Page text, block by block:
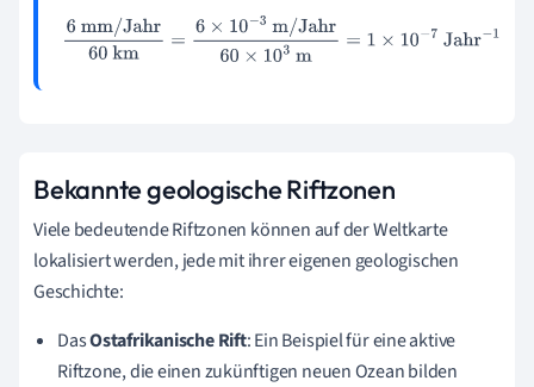
Jahr
Riftzone
6mm/Jahr60 km =6× 10− 3m/Jahr60 ×10 3 m =1×10 −7Jahr
−1
Bekannte geologische Riftzonen
Viele bedeutende Riftzonen können auf der Weltkarte
lokalisiert werden, jede mit ihrer eigenen geologischen
Geschichte:
DasOstafrikanische Rift: Ein Beispiel für eine aktive
Riftzone, die einen zukünftigen neuen Ozean bilden